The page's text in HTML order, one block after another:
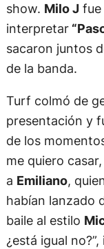
show. Milo Jfue
interpretar
sacaron juntos
de la banda.
Turf colmó de
presentación y
de los
me quiero
a Emiliano,
habían lanzado
baile al estilo
¿está igual